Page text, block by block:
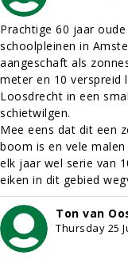
Prachtige 60 jaar
schoolpleinen in
aangeschaft als
meter en 10 verspreid
Loosdrecht in een
schietwilgen.
Mee eens dat dit een
boom is en vele
elk jaar wel serie van
eiken in dit gebied
Ton van
Thursday 25